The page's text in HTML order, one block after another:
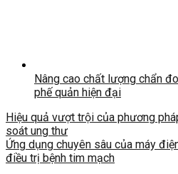
Nâng cao chất lượng chẩn
phế quản hiện đại
Hiệu quả vượt trội của phương
soát ung thư
Ứng dụng chuyên sâu của máy
điều trị bệnh tim mạch